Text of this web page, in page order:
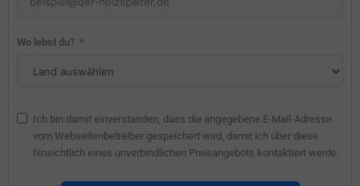
Wo lebst du?
Ich bin damit einverstanden, dass die angegebene E-Mail-Adresse
vom Webseitenbetreiber gespeichert wird, damit ich über diese
hinsichtlich eines unverbindlichen Preisangebots kontaktiert werde.